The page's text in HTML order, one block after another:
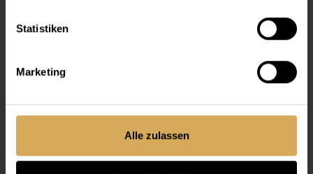
Statistiken
Marketing
Alle zulassen